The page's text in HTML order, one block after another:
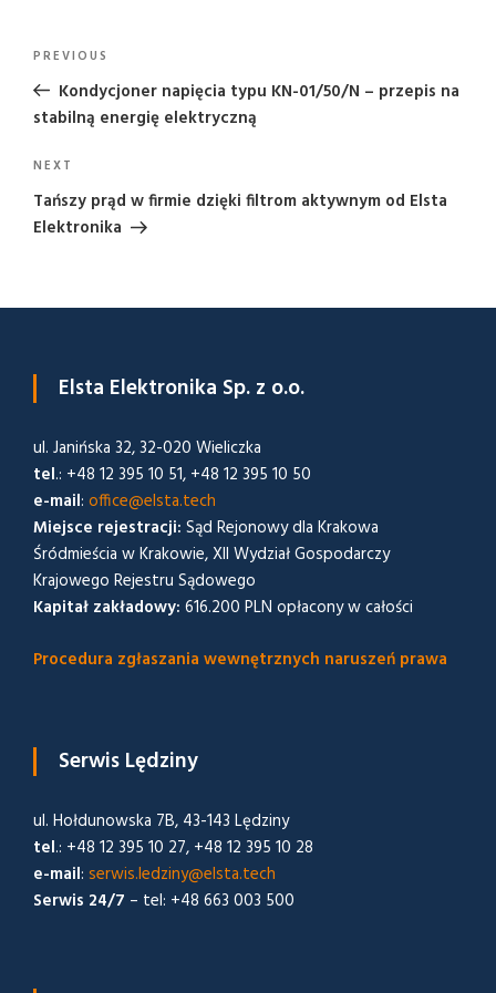
Nawigacja
wpisu
Previous
Post
PREVIOUS
Kondycjoner napięcia typu KN-01/50/N – przepis na
stabilną energię elektryczną
Next
Post
NEXT
Tańszy prąd w firmie dzięki filtrom aktywnym od Elsta
Elektronika
Elsta Elektronika Sp. z o.o.
ul. Janińska 32, 32-020 Wieliczka
tel.: +48 12 395 10 51, +48 12 395 10 50
e-mail: office@elsta.tech
Miejsce rejestracji: Sąd Rejonowy dla Krakowa
Śródmieścia w Krakowie, XII Wydział Gospodarczy
Krajowego Rejestru Sądowego
Kapitał zakładowy: 616.200 PLN opłacony w całości
Procedura zgłaszania wewnętrznych naruszeń prawa
Serwis Lędziny
ul. Hołdunowska 7B, 43-143 Lędziny
tel.: +48 12 395 10 27, +48 12 395 10 28
e-mail: serwis.ledziny@elsta.tech
Serwis 24/7 – tel: +48 663 003 500